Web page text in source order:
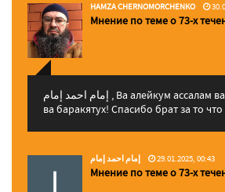
HAMZA CHERNOMORCHENKO
Мнение по теме о 73-х
إمام احمد إمام , Ва алейкум ассалам ва рахматуЛлахи
ва баракятух! Спасибо брат за то
إمام احمد إمام 29.01.2025, 00:43
Мнение по теме о 73-х